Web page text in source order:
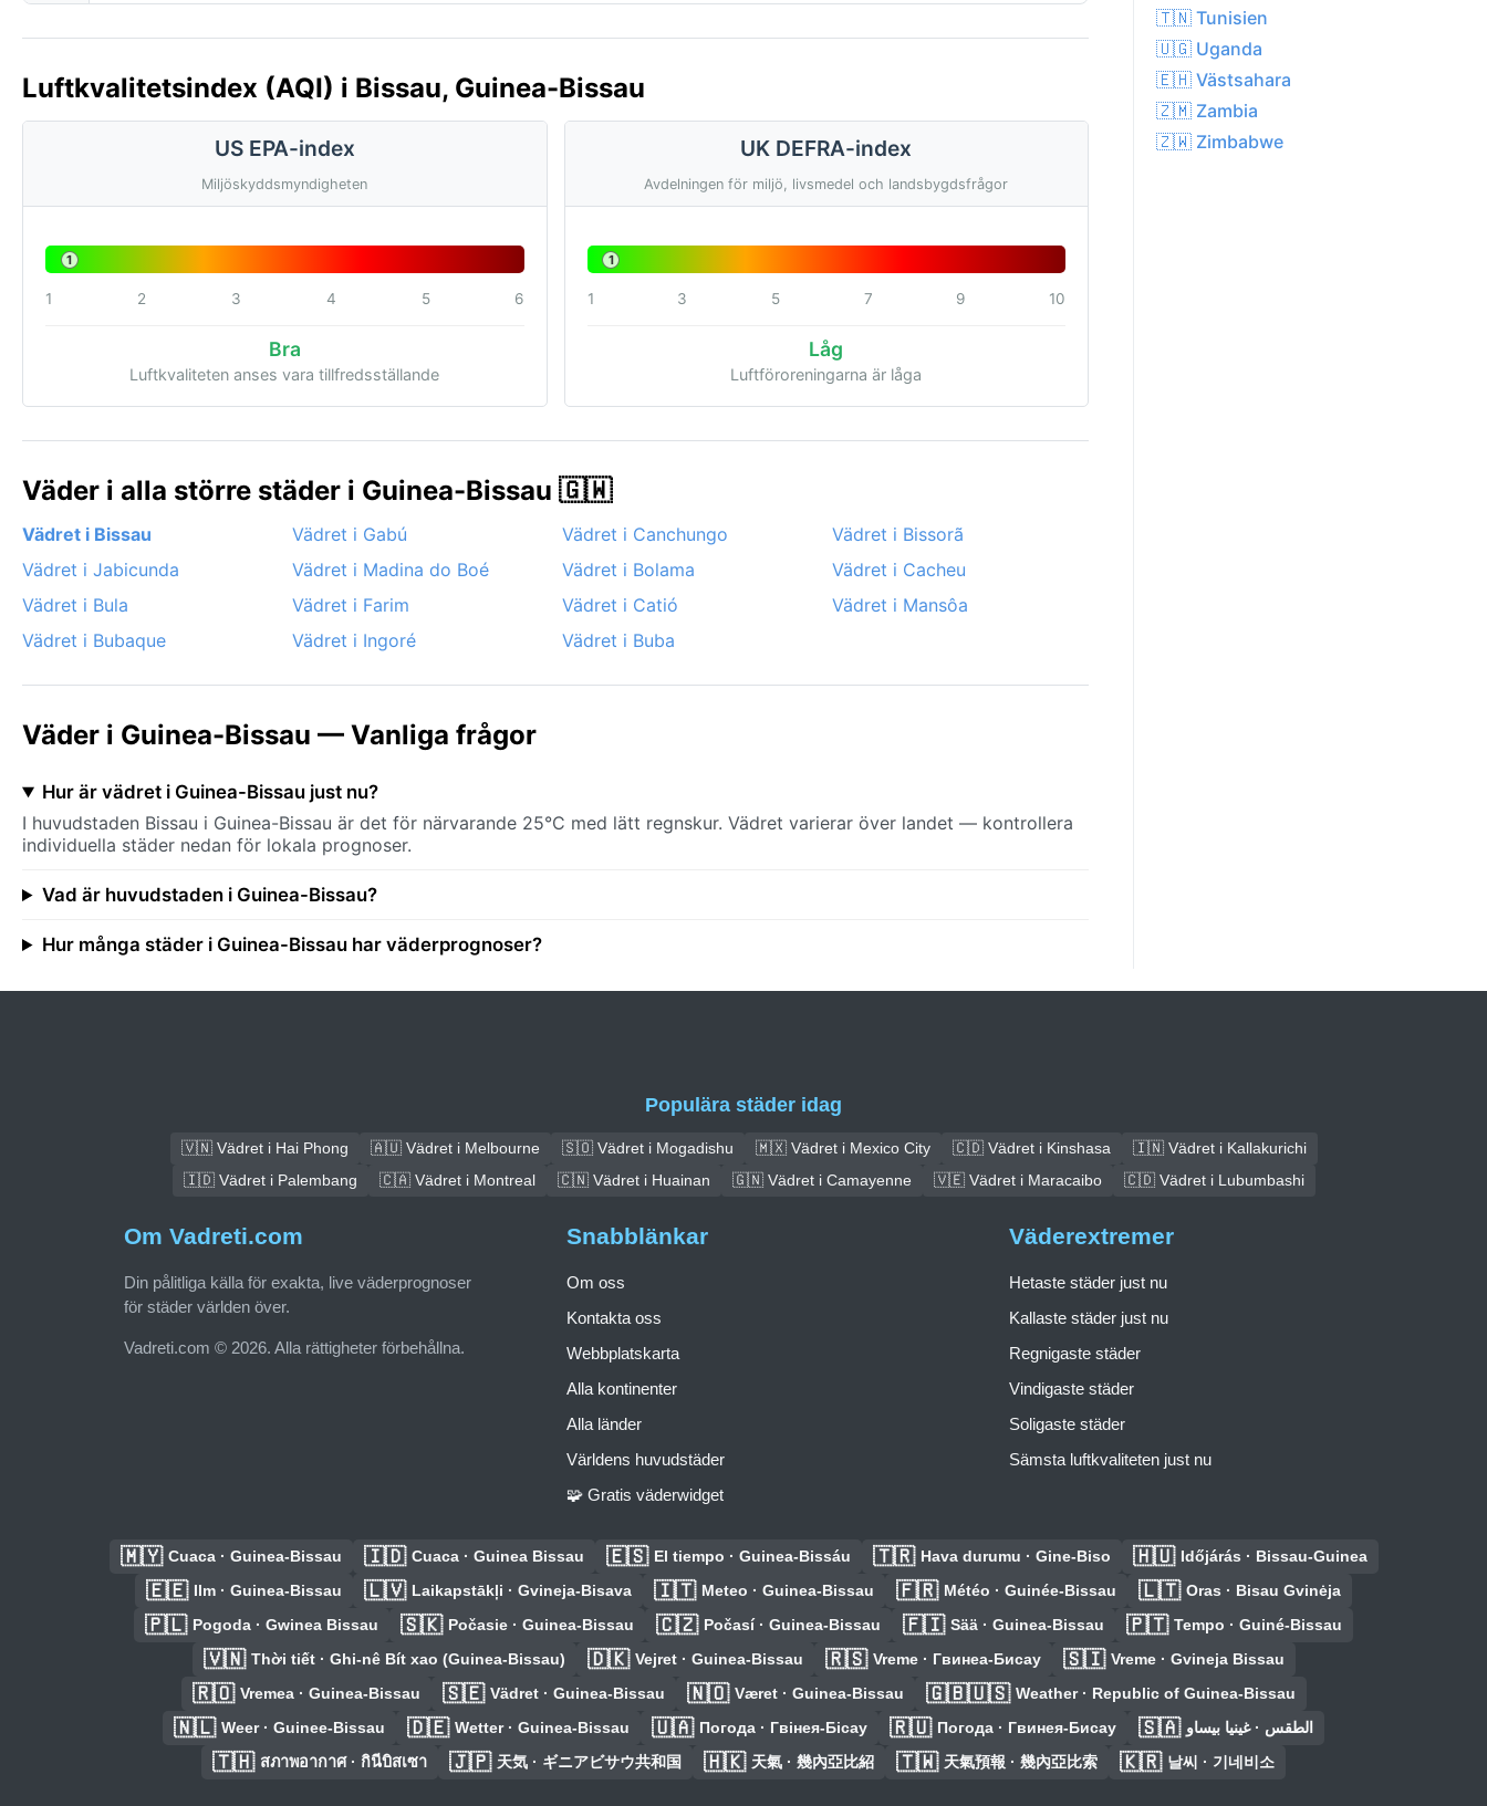
Luftkvalitetsindex (AQI) i Bissau, Guinea-Bissau
US EPA-index
Miljöskyddsmyndigheten
1
1 2 3 4 5 6
Bra
Luftkvaliteten anses vara tillfredsställande
UK DEFRA-index
Avdelningen för miljö, livsmedel och landsbygdsfrågor
1
1 3 5 7 9 10
Låg
Luftföroreningarna är låga
Väder i alla större städer i Guinea-Bissau 🇬🇼
Vädret i Bissau Vädret i Gabú Vädret i Canchungo
Vädret i Bissorã
Vädret i Jabicunda
Vädret i Madina do Boé Vädret i Bolama
Vädret i Cacheu
Vädret i Bula
Vädret i Farim Vädret i Catió
Vädret i Mansôa
Vädret i Bubaque
Vädret i Ingoré Vädret i Buba
Väder i Guinea-Bissau — Vanliga frågor
Hur är vädret i Guinea-Bissau just nu?
I huvudstaden Bissau i Guinea-Bissau är det för närvarande 25°C med lätt regnskur. Vädret varierar över landet — kontrollera
individuella städer nedan för lokala prognoser.
Vad är huvudstaden i Guinea-Bissau?
Hur många städer i Guinea-Bissau har väderprognoser?
🇹🇳 Tunisien
🇺🇬 Uganda
🇪🇭 Västsahara
🇿🇲 Zambia
🇿🇼 Zimbabwe
Populära städer idag
🇻🇳 Vädret i Hai Phong 🇦🇺 Vädret i Melbourne 🇸🇴 Vädret i Mogadishu 🇲🇽 Vädret i Mexico City 🇨🇩 Vädret i Kinshasa
🇮🇳 Vädret i Kallakurichi
🇮🇩 Vädret i Palembang
🇨🇦 Vädret i Montreal 🇨🇳 Vädret i Huainan 🇬🇳 Vädret i Camayenne 🇻🇪 Vädret i Maracaibo 🇨🇩 Vädret i Lubumbashi
Om Vadreti.com
Din pålitliga källa för exakta, live väderprognoser
för städer världen över.
Vadreti.com © 2026. Alla rättigheter förbehållna.
Snabblänkar
Om oss
Kontakta oss
Webbplatskarta
Alla kontinenter
Alla länder
Världens huvudstäder
🧩 Gratis väderwidget
Väderextremer
Hetaste städer just nu
Kallaste städer just nu
Regnigaste städer
Vindigaste städer
Soligaste städer
Sämsta luftkvaliteten just nu
🇲🇾 Cuaca · Guinea-Bissau 🇮🇩 Cuaca · Guinea Bissau 🇪🇸 El tiempo · Guinea-Bissáu 🇹🇷 Hava durumu · Gine-Biso 🇭🇺 Időjárás · Bissau-Guinea
🇪🇪 Ilm · Guinea-Bissau 🇱🇻 Laikapstākļi · Gvineja-Bisava 🇮🇹 Meteo · Guinea-Bissau 🇫🇷 Météo · Guinée-Bissau 🇱🇹 Oras · Bisau Gvinėja
🇵🇱 Pogoda · Gwinea Bissau 🇸🇰 Počasie · Guinea-Bissau 🇨🇿 Počasí · Guinea-Bissau 🇫🇮 Sää · Guinea-Bissau 🇵🇹 Tempo · Guiné-Bissau
🇻🇳 Thời tiết · Ghi-nê Bít xao (Guinea-Bissau) 🇩🇰 Vejret · Guinea-Bissau 🇷🇸 Vreme · Гвинеа-Бисау 🇸🇮 Vreme · Gvineja Bissau
🇷🇴 Vremea · Guinea-Bissau 🇸🇪 Vädret · Guinea-Bissau 🇳🇴 Været · Guinea-Bissau 🇬🇧🇺🇸 Weather · Republic of Guinea-Bissau
🇳🇱 Weer · Guinee-Bissau 🇩🇪 Wetter · Guinea-Bissau 🇺🇦 Погода · Гвінея-Бісау 🇷🇺 Погода · Гвинея-Бисау 🇸🇦 الطقس · غينيا بيساو
🇹🇭 สภาพอากาศ · กินีบิสเซา 🇯🇵 天気 · ギニアビサウ共和国 🇭🇰 天氣 · 幾內亞比紹 🇹🇼 天氣預報 · 幾內亞比索 🇰🇷 날씨 · 기네비소